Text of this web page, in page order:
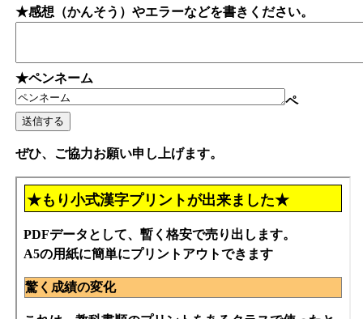
★感想（かんそう）やエラーなどを書きください。
★ペンネーム
ペ
ぜひ、ご協力お願い申し上げます。